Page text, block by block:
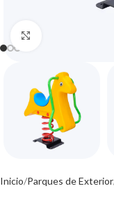
Inicio Parques de Exterior